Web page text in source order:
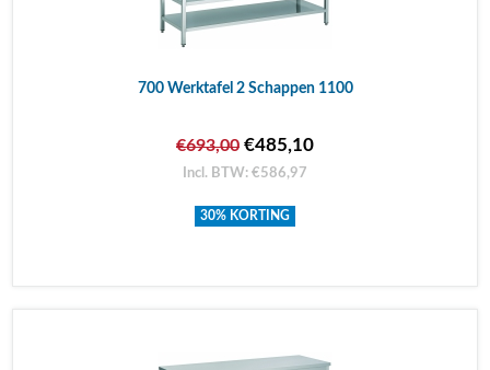
700 Werktafel 2 Schappen 1100
€693,00 €485,10
Incl. BTW: €586,97
30% KORTING